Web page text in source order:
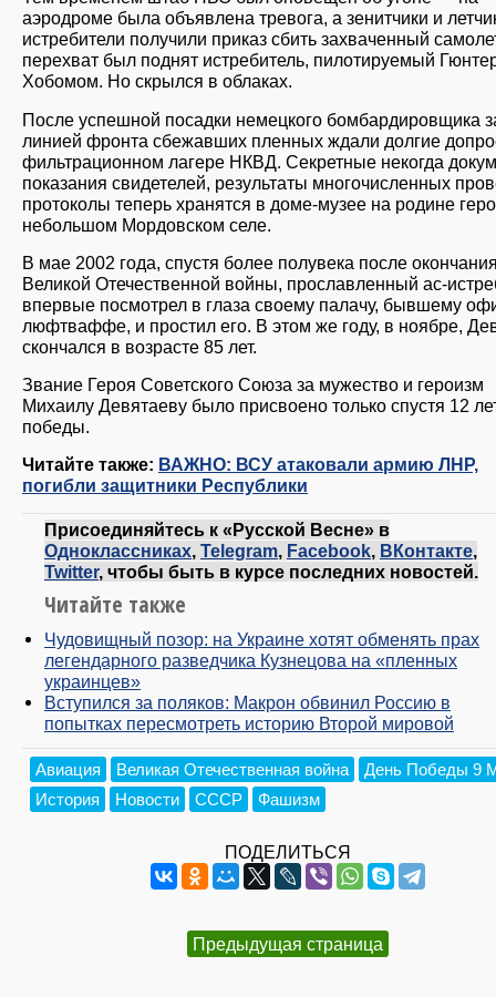
аэродроме была объявлена тревога, а зенитчики и
истребители получили приказ сбить захваченный
перехват был поднят истребитель, пилотируемый
Хобомом. Но скрылся в облаках.
После успешной посадки немецкого бомбардировщика
линией фронта сбежавших пленных ждали долгие
фильтрационном лагере НКВД. Секретные некогда
показания свидетелей, результаты многочисленных
протоколы теперь хранятся в доме-музее на родине
небольшом Мордовском селе.
В мае 2002 года, спустя более полувека после
Великой Отечественной войны, прославленный ас-
впервые посмотрел в глаза своему палачу, бывшему
люфтваффе, и простил его. В этом же году, в ноябре,
скончался в возрасте 85 лет.
Звание Героя Советского Союза за мужество и героизм
Михаилу Девятаеву было присвоено только спустя 12
победы.
Читайте также: ВАЖНО: ВСУ атаковали армию ЛНР,
погибли защитники Республики
Присоединяйтесь к «Русской Весне» в
Одноклассниках, Telegram, Facebook, ВКонтакте,
Twitter, чтобы быть в курсе последних новостей.
Читайте также
Чудовищный позор: на Украине хотят обменять прах
легендарного разведчика Кузнецова на «пленных
украинцев»
Вступился за поляков: Макрон обвинил Россию в
попытках пересмотреть историю Второй мировой
Авиация Великая Отечественная война
День Победы 9
История
Новости СССР Фашизм
ПОДЕЛИТЬСЯ
Предыдущая страница